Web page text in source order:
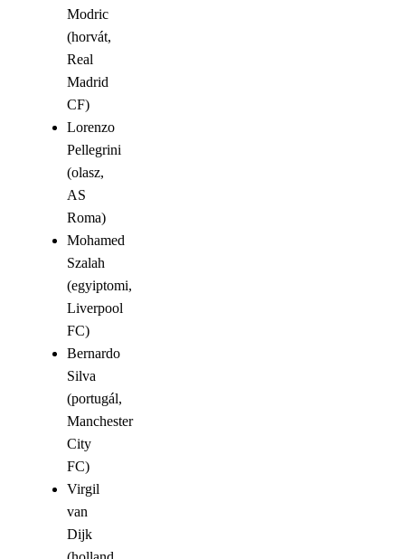
Modric
(horvát,
Real
Madrid
CF)
Lorenzo
Pellegrini
(olasz,
AS
Roma)
Mohamed
Szalah
(egyiptomi,
Liverpool
FC)
Bernardo
Silva
(portugál,
Manchester
City
FC)
Virgil
van
Dijk